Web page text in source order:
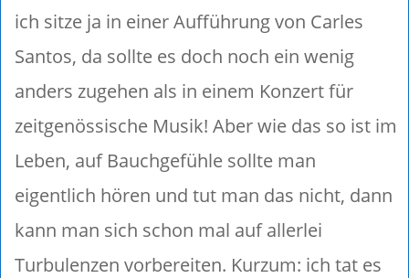
ich sitze ja in einer Aufführung von Carles
Santos, da sollte es doch noch ein wenig
anders zugehen als in einem Konzert für
zeitgenössische Musik! Aber wie das so ist im
Leben, auf Bauchgefühle sollte man
eigentlich hören und tut man das nicht, dann
kann man sich schon mal auf allerlei
Turbulenzen vorbereiten. Kurzum: ich tat es